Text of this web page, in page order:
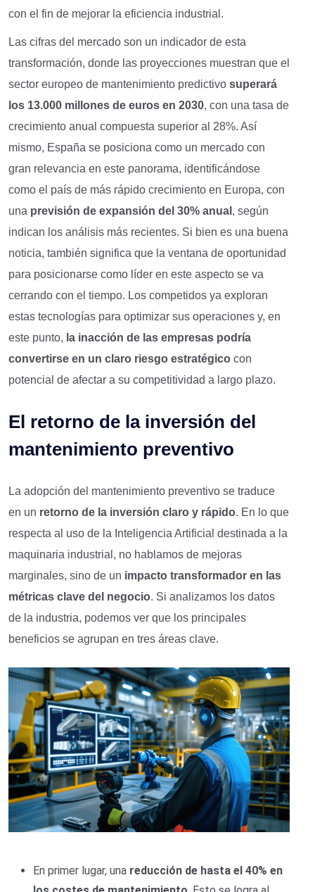
con el fin de mejorar la eficiencia industrial.
Las cifras del mercado son un indicador de esta
transformación, donde las proyecciones muestran que el
sector europeo de mantenimiento predictivo superará
los 13.000 millones de euros en 2030, con una tasa de
crecimiento anual compuesta superior al 28%. Así
mismo, España se posiciona como un mercado con
gran relevancia en este panorama, identificándose
como el país de más rápido crecimiento en Europa, con
una previsión de expansión del 30% anual , según
indican los análisis más recientes. Si bien es una buena
noticia, también significa que la ventana de oportunidad
para posicionarse como líder en este aspecto se va
cerrando con el tiempo. Los competidos ya exploran
estas tecnologías para optimizar sus operaciones y, en
este punto, la inacción de las empresas podría
convertirse en un claro riesgo estratégico con
potencial de afectar a su competitividad a largo plazo.
El retorno de la inversión del
mantenimiento preventivo
La adopción del mantenimiento preventivo se traduce
en un retorno de la inversión claro y rápido. En lo que
respecta al uso de la Inteligencia Artificial destinada a la
maquinaria industrial, no hablamos de mejoras
marginales, sino de un impacto transformador en las
métricas clave del negocio. Si analizamos los datos
de la industria, podemos ver que los principales
beneficios se agrupan en tres áreas clave.
En primer lugar, una reducción de hasta el 40% en